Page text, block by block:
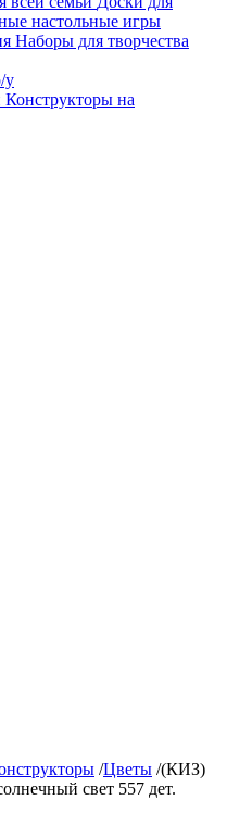
настольные игры
Наборы для творчества
у
Конструкторы на
/Цветы /(КИЗ)
свет 557 дет.